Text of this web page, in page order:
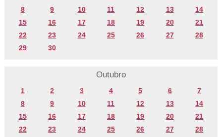
8
9 10 11 12 13
14
15
16 17 18 19 20
21
22
23 24 25 26 27
28
29
30
Outubro
1 2 3 4 5 6
7
8
9 10 11 12 13
14
15
16 17 18 19 20
21
22
23 24 25 26 27
28